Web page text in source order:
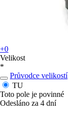
+0
Velikost
*
Průvodce velikostí
TU
Toto pole je povinné
Odesláno za 4 dní